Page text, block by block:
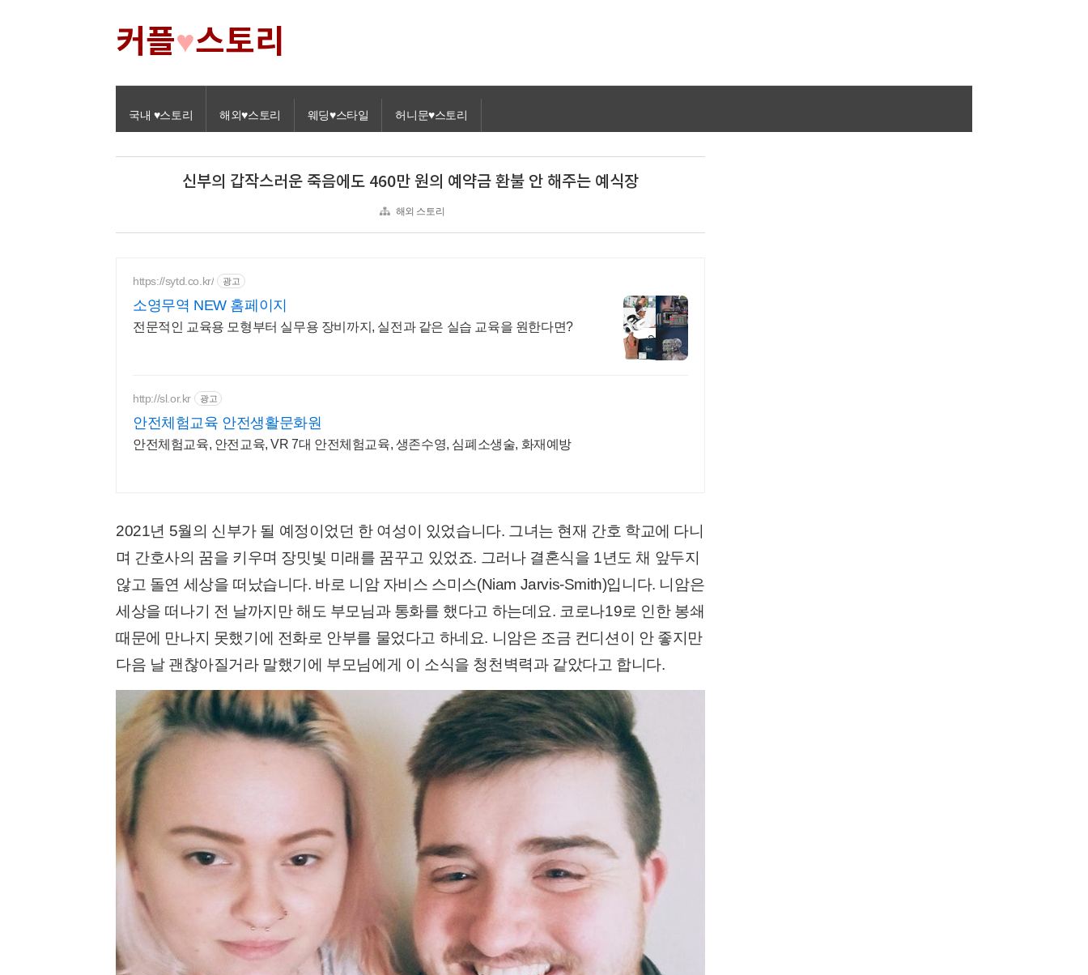
커플♥스토리
국내 ♥스토리 해외♥스토리 웨딩♥스타일 허니문♥스토리
신부의 갑작스러운 죽음에도 460만 원의 예약금 환불 안 해주는 예식장
해외 스토리
https://sytd.co.kr/ 광고
소영무역 NEW 홈페이지
전문적인 교육용 모형부터 실무용 장비까지, 실전과 같은 실습 교육을 원한다면?
http://sl.or.kr 광고
안전체험교육 안전생활문화원
안전체험교육, 안전교육, VR 7대 안전체험교육, 생존수영, 심폐소생술, 화재예방
2021년 5월의 신부가 될 예정이었던 한 여성이 있었습니다. 그녀는 현재 간호 학교에 다니
며 간호사의 꿈을 키우며 장밋빛 미래를 꿈꾸고 있었죠. 그러나 결혼식을 1년도 채 앞두지
않고 돌연 세상을 떠났습니다. 바로 니암 자비스 스미스(Niam Jarvis-Smith)입니다. 니암은
세상을 떠나기 전 날까지만 해도 부모님과 통화를 했다고 하는데요. 코로나19로 인한 봉쇄
때문에 만나지 못했기에 전화로 안부를 물었다고 하네요. 니암은 조금 컨디션이 안 좋지만
다음 날 괜찮아질거라 말했기에 부모님에게 이 소식을 청천벽력과 같았다고 합니다.